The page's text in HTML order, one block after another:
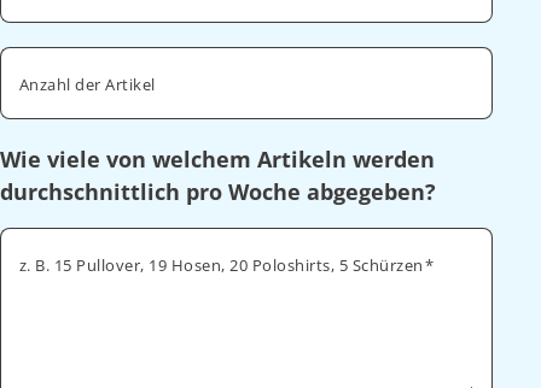
Anzahl der Artikel
Wie viele von welchem Artikeln werden
durchschnittlich pro Woche abgegeben?
z. B. 15 Pullover, 19 Hosen, 20 Poloshirts, 5 Schürzen